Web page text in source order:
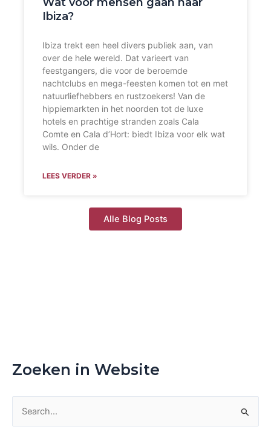
Ibiza?
Ibiza trekt een heel divers publiek aan, van
over de hele wereld. Dat varieert van
feestgangers, die voor de beroemde
nachtclubs en mega-feesten komen tot en met
natuurliefhebbers en rustzoekers! Van de
hippiemarkten in het noorden tot de luxe
hotels en prachtige stranden zoals Cala
Comte en Cala d’Hort: biedt Ibiza voor elk wat
wils. Onder de
LEES VERDER »
Alle Blog Posts
Zoeken in Website